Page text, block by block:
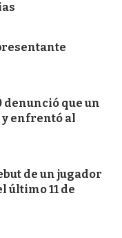
denunció que un
enfrentó al
de un jugador
último 11 de